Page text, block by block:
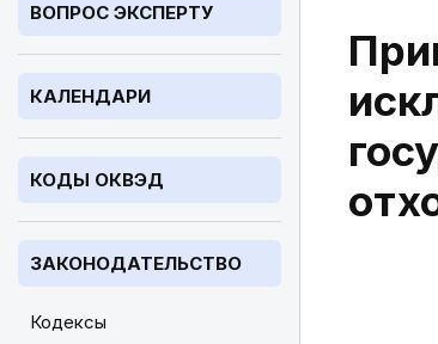
ВОПРОС ЭКСПЕРТУ
КАЛЕНДАРИ
КОДЫ ОКВЭД
ЗАКОНОДАТЕЛЬСТВО
Кодексы